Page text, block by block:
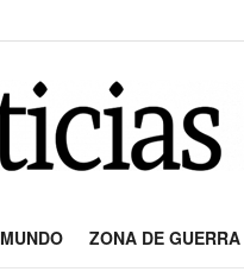
MUNDO ZONA DE GUERRA